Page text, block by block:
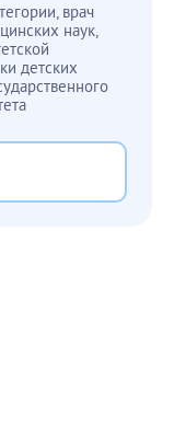
врач
наук,
детских